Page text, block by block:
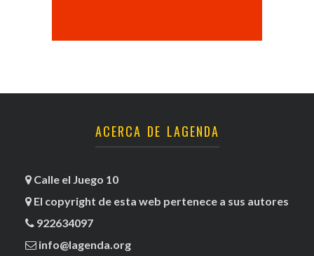
ACERCA DE LAGENDA
Calle el Juego 10
El copyright de esta web pertenece a sus autores
922634097
info@lagenda.org